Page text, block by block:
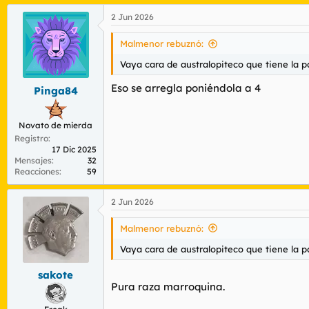
a
c
c
n
e
s
Pinga84
Novato de mierda
Registro
17 Dic 2025
Mensajes
32
Reacciones
59
2 Jun 2026
Malmenor rebuznó:
Vaya cara de australopiteco que tiene la
Eso se arregla poniéndola a 4
sakote
2 Jun 2026
Malmenor rebuznó:
Vaya cara de australopiteco que tiene la
Pura raza marroquina.